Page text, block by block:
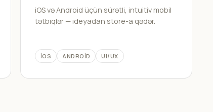
iOS və Android üçün sürətli, intuitiv mobil
tətbiqlər — ideyadan store-a qədər.
IOS ANDROID UI/UX